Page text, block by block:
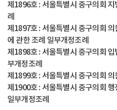
제1896호 : 서울특별시 중구의회
례
제1897호 : 서울특별시 중구의회
에 관한 조례 일부개정조례
제1898호 : 서울특별시 중구의회
부개정조례
제1899호 : 서울특별시 중구의회 의
제1900호 : 서울특별시 중구의회 행
일부개정조례